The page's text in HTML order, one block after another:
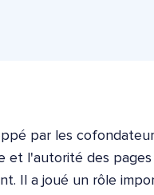
par les
et l'autorité des
Il a joué un rôle